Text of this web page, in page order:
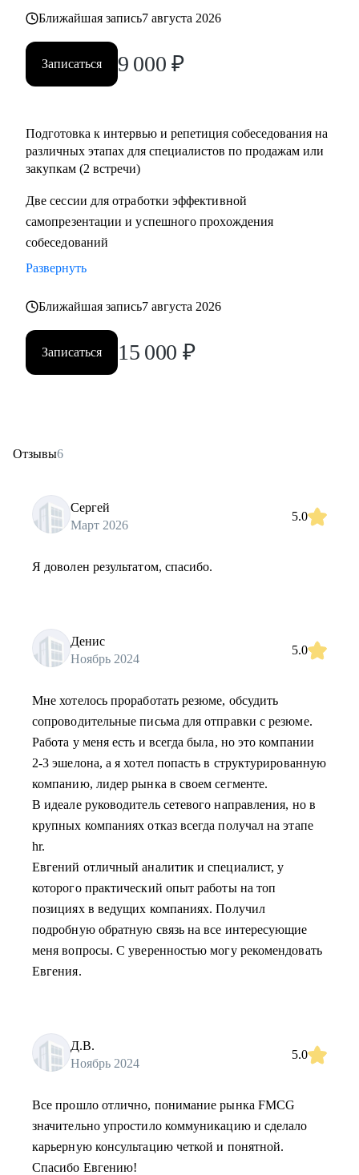
• Помощь в подготовке к прохождению тестирования SHL
Кому могу помочь:
• B2B продажи и закупки (услуги, товары)
• маркетплейсы.
Ближайшая запись7 августа 2026
Записаться 9 000 ₽
Подготовка к интервью и репетиция собеседования на
различных этапах для специалистов по продажам или
закупкам (2 встречи)
Две сессии для отработки эффективной
самопрезентации и успешного прохождения
собеседований
Развернуть
Ближайшая запись7 августа 2026
Записаться 15 000 ₽
Отзывы6
Сергей
Март 2026
5.0
Я доволен результатом, спасибо.
Денис
Ноябрь 2024
5.0
Мне хотелось проработать резюме, обсудить
сопроводительные письма для отправки с резюме.
Работа у меня есть и всегда была, но это компании
2-3 эшелона, а я хотел попасть в структурированную
компанию, лидер рынка в своем сегменте.
В идеале руководитель сетевого направления, но в
крупных компаниях отказ всегда получал на этапе
hr.
Евгений отличный аналитик и специалист, у
которого практический опыт работы на топ
позициях в ведущих компаниях. Получил
подробную обратную связь на все интересующие
меня вопросы. С уверенностью могу рекомендовать
Евгения.
Д.В.
Ноябрь 2024
5.0
Все прошло отлично, понимание рынка FMCG
значительно упростило коммуникацию и сделало
карьерную консультацию четкой и понятной.
Спасибо Евгению!